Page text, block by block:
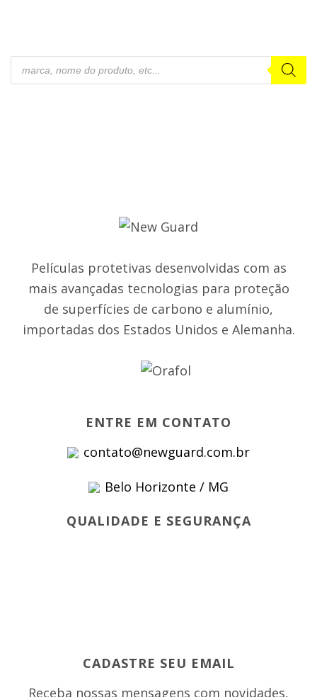
Pesquisar
produtos
Películas protetivas desenvolvidas com as
mais avançadas tecnologias para proteção
de superfícies de carbono e alumínio,
importadas dos Estados Unidos e Alemanha.
ENTRE EM CONTATO
contato@newguard.com.br
Belo Horizonte / MG
QUALIDADE E SEGURANÇA
CADASTRE SEU EMAIL
Receba nossas mensagens com novidades,